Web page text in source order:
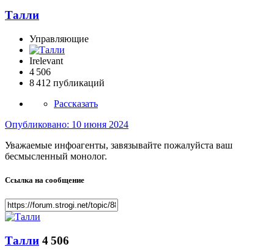
­Талли
Управляющие
Irelevant
4 506
8 412 публикаций
Рассказать
Опубликовано: 10 июня 2024
Уважаемые инфоагенты, завязывайте пожалуйста ваш
бесмысленный монолог.
Ссылка на сообщение
­Талли 4 506